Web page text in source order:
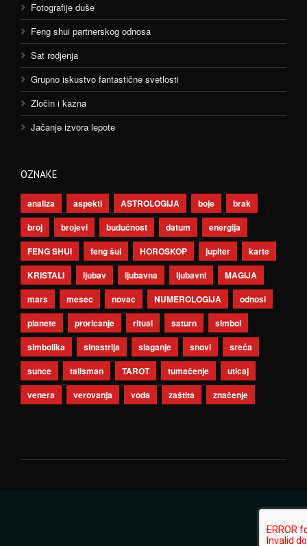
Fotografije duše
Feng shui partnerskog odnosa
Sat rodjenja
Grupno iskustvo fantastične svetlosti
Zločin i kazna
Jačanje izvora lepote
OZNAKE
analiza aspekti ASTROLOGIJA boje
brak
broj
brojevi budućnost datum
energija
FENG SHUI
feng šui HOROSKOP jupiter
karte
KRISTALI
ljubav ljubavna ljubavni
MAGIJA
mars
mesec novac NUMEROLOGIJA
odnosi
planete
proricanje ritual saturn
simbol
simbolika
sinastrija slaganje snovi
sreća
sunce
talisman TAROT tumačenje
uticaj
venera
verovanja voda zaštita značenje